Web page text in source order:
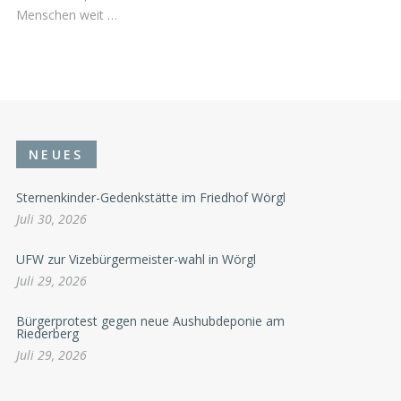
Menschen weit …
NEUES
Sternenkinder-Gedenkstätte im Friedhof Wörgl
Juli 30, 2026
UFW zur Vizebürgermeister-wahl in Wörgl
Juli 29, 2026
Bürgerprotest gegen neue Aushubdeponie am
Riederberg
Juli 29, 2026